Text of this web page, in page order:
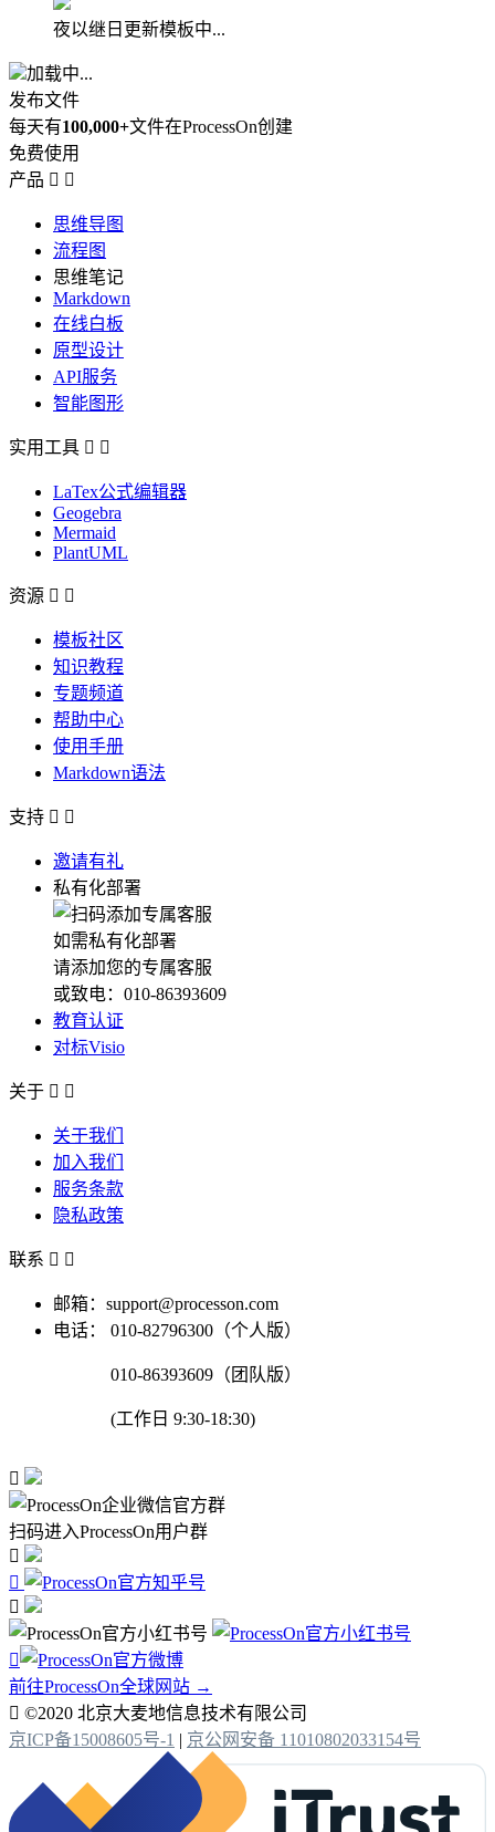
夜以继日更新模板中...
加载中...
发布文件
每天有100,000+文件在ProcessOn创建
免费使用
产品  
思维导图
流程图
思维笔记
Markdown
在线白板
原型设计
API服务
智能图形
实用工具  
LaTex公式编辑器
Geogebra
Mermaid
PlantUML
资源  
模板社区
知识教程
专题频道
帮助中心
使用手册
Markdown语法
支持  
邀请有礼
私有化部署
如需私有化部署
请添加您的专属客服
或致电：010-86393609
教育认证
对标Visio
关于  
关于我们
加入我们
服务条款
隐私政策
联系  
邮箱：support@processon.com
电话：
010-82796300（个人版）
010-86393609（团队版）
(工作日 9:30-18:30)

扫码进入ProcessOn用户群




前往ProcessOn全球网站 →
 ©2020 北京大麦地信息技术有限公司
京ICP备15008605号-1 | 京公网安备 11010802033154号